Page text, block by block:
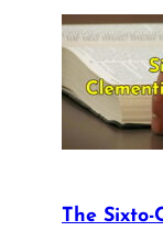
The Sixto-